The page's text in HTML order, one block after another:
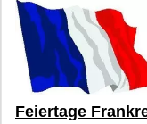
Feiertage